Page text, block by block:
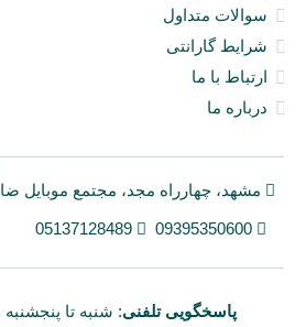
سوالات متداول
شرایط گارانتی
ارتباط با ما
درباره ما
مشهد، چهارراه مجد، مجتمع موبایل ضامن
09395350600
05137128489
پاسخگویی تلفنی: شنبه تا پنجشنبه ساعت